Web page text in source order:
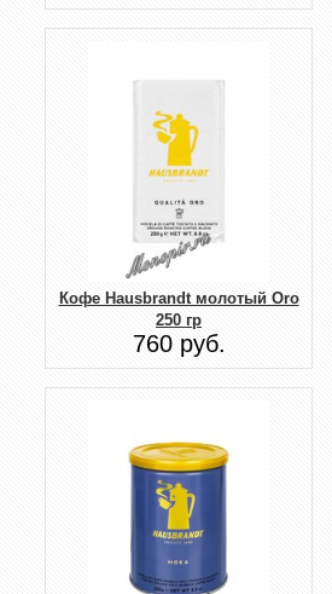
Кофе Hausbrandt молотый Oro
250 гр
760 руб.